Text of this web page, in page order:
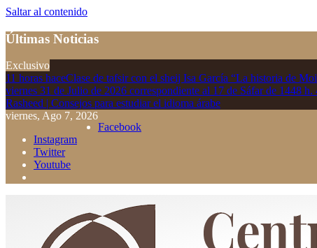
Saltar al contenido
Últimas Noticias
Exclusivo
11 horas haceClase de tafsir con el sheij Isa García “La historia de
viernes 31 de Julio de 2026 correspondiente al 17 de Sáfar de 1448 h.
Rasheed | Consejos para estudiar el idioma árabe
viernes, Ago 7, 2026
Facebook
Instagram
Twitter
Youtube